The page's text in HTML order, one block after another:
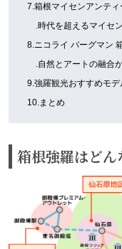
7.箱根マイセンアンテ
.時代を超えるマイセ
8.ニコライ バーグマン
.自然とアートの融合
9.強羅観光おすすめモデ
10.まとめ
箱根強羅はどん